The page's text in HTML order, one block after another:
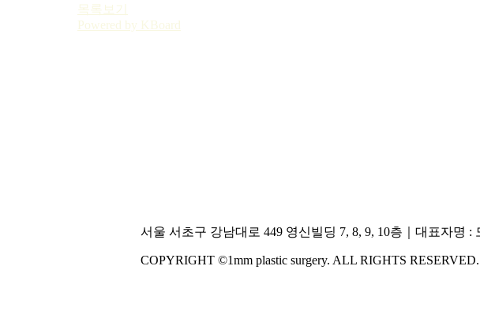
목록보기
Powered by KBoard
서울 서초구 강남대로 449 영신빌딩 7, 8, 9, 10층｜대표자명 :
COPYRIGHT ©1mm plastic surgery. ALL RIGHTS RESERVED.